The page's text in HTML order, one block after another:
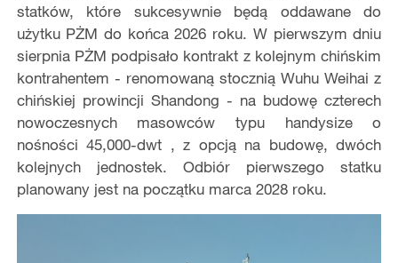
statków, które sukcesywnie będą oddawane do
użytku PŻM do końca 2026 roku. W pierwszym dniu
sierpnia PŻM podpisało kontrakt z kolejnym chińskim
kontrahentem - renomowaną stocznią Wuhu Weihai z
chińskiej prowincji Shandong - na budowę czterech
nowoczesnych masowców typu handysize o
nośności 45,000-dwt , z opcją na budowę, dwóch
kolejnych jednostek. Odbiór pierwszego statku
planowany jest na początku marca 2028 roku.